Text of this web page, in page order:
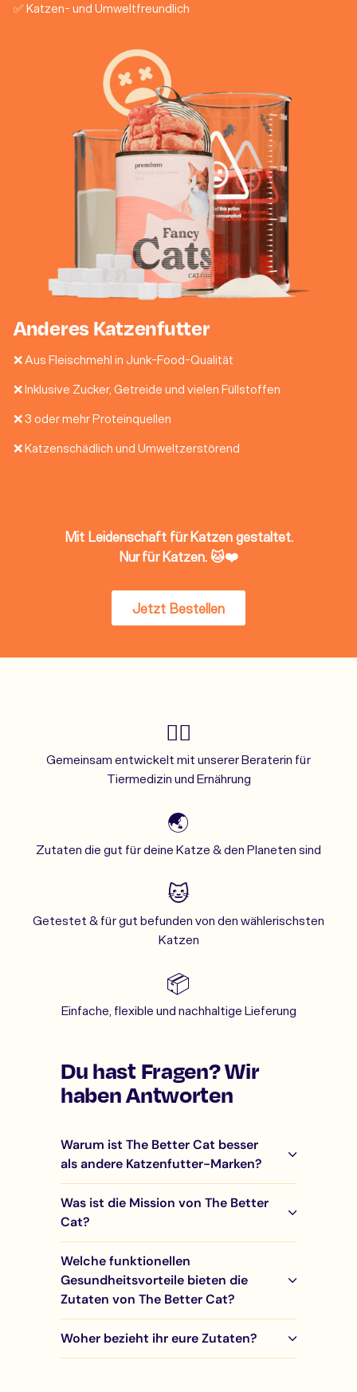
✅ Katzen- und Umweltfreundlich
Anderes Katzenfutter
❌ Aus Fleischmehl in Junk-Food-Qualität
❌ Inklusive Zucker, Getreide und vielen Füllstoffen
❌ 3 oder mehr Proteinquellen
❌ Katzenschädlich und Umweltzerstörend
Mit Leidenschaft für Katzen gestaltet.
Nur für Katzen. 🐱❤️
Jetzt Bestellen
👩‍⚕️
Gemeinsam entwickelt mit unserer Beraterin für
Tiermedizin und Ernährung
🌏
Zutaten die gut für deine Katze & den Planeten sind
🐱
Getestet & für gut befunden von den wählerischsten
Katzen
📦
Einfache, flexible und nachhaltige Lieferung
Du hast Fragen? Wir
haben Antworten
Warum ist The Better Cat besser
als andere Katzenfutter-Marken?
Was ist die Mission von The Better
Cat?
Welche funktionellen
Gesundheitsvorteile bieten die
Zutaten von The Better Cat?
Woher bezieht ihr eure Zutaten?